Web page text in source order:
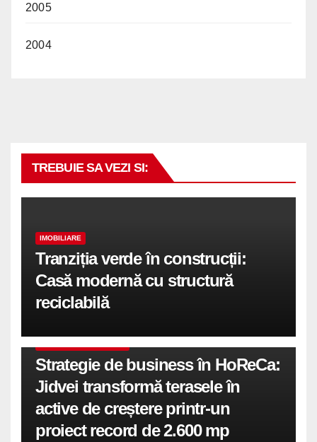
2005
2004
TREBUIE SA VEZI SI:
IMOBILIARE
Tranziția verde în construcții:
Casă modernă cu structură
reciclabilă
Strategie de business în HoReCa:
Jidvei transformă terasele în
active de creștere printr-un
proiect record de 2.600 mp